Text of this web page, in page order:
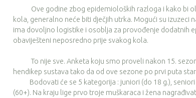
Ove godine zbog epidemioloških razloga i kako bi
kola, generalno neće biti dječjih utrka. Mogući su
ima dovoljno logistike i osoblja za provođenje dodatnih
obaviješteni neposredno prije svakog kola.
To nije sve. Anketa koju smo proveli nakon 15.
hendikep sustava tako da od ove sezone po prvi puta
Bodovati će se 5 kategorija : juniori (do 18 g.), seniori
(60+). Na kraju lige prvo troje muškaraca i žena